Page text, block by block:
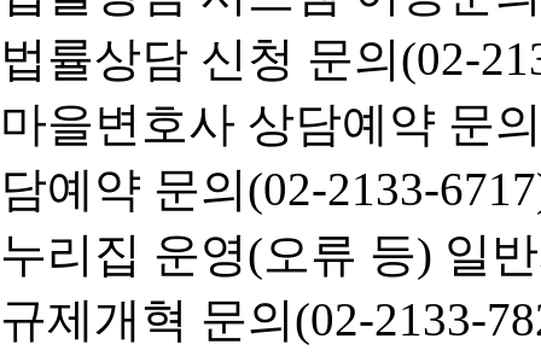
법률상담 신청 문의(02-
마을변호사 상담예약 문
담예약 문의(02-2133-
누리집 운영(오류 등) 일
규제개혁 문의(02-2133-